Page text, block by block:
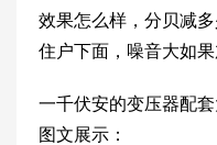
效果怎么样，分贝减
住户下面，噪音大如
一千伏安的变压器配
图文展示：